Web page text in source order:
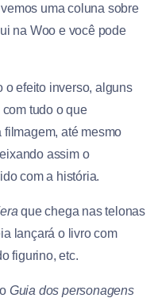
uma coluna sobre
na Woo e você pode
o efeito inverso, alguns
tudo o que
até mesmo
assim o
com a história.
que chega nas telonas
lançará o livro com
figurino, etc.
Guia dos personagens